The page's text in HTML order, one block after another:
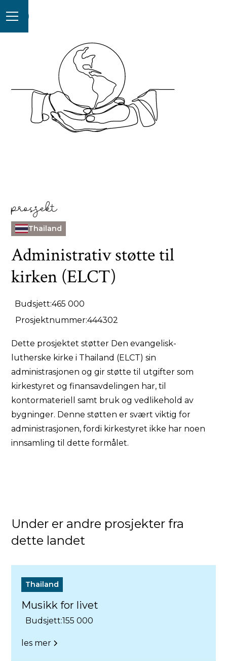
prosjekt
Thailand
Administrativ støtte til
kirken (ELCT)
Budsjett:465 000
Prosjektnummer:444302
Dette prosjektet støtter Den evangelisk-
lutherske kirke i Thailand (ELCT) sin
administrasjonen og gir støtte til utgifter som
kirkestyret og finansavdelingen har, til
kontormateriell samt bruk og vedlikehold av
bygninger. Denne støtten er svært viktig for
administrasjonen, fordi kirkestyret ikke har noen
innsamling til dette formålet.
Under er andre prosjekter fra
dette landet
Thailand
Musikk for livet
Budsjett:155 000
les mer